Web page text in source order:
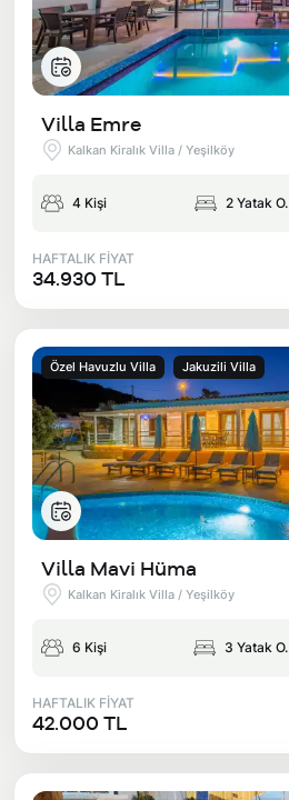
Villa Emre
Kalkan Kiralık Villa / Yeşilköy
4 Kişi 2 Yatak O.
HAFTALIK FİYAT
34.930 TL
Özel Havuzlu Villa Jakuzili Villa
Villa Mavi Hüma
Kalkan Kiralık Villa / Yeşilköy
6 Kişi 3 Yatak O.
HAFTALIK FİYAT
42.000 TL